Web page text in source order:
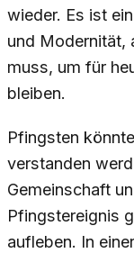
wieder. Es ist
und Modernität,
muss, um für
bleiben.
Pfingsten
verstanden
Gemeinschaft
Pfingstereignis
aufleben. In